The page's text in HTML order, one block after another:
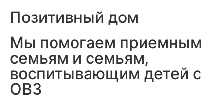
Позитивный дом
Мы помогаем приемным
семьям и семьям,
воспитывающим детей с
ОВЗ